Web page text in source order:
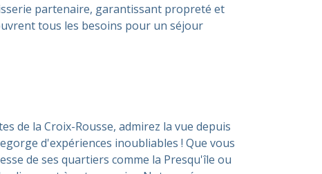
partenaire, garantissant propreté et
tous les besoins pour un séjour
de la Croix-Rousse, admirez la vue depuis
d'expériences inoubliables ! Que vous
de ses quartiers comme la Presqu'île ou